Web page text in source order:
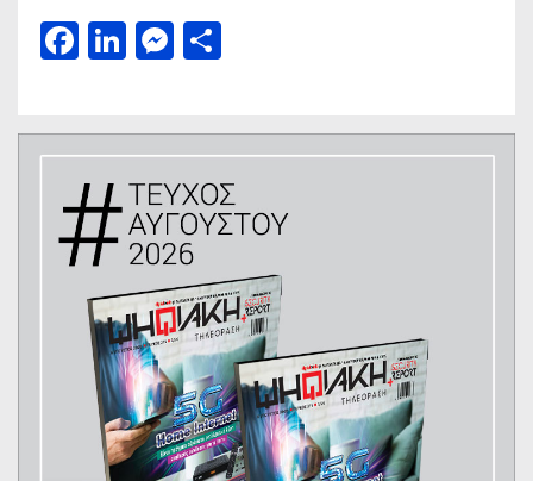
Facebook
LinkedIn
Messenger